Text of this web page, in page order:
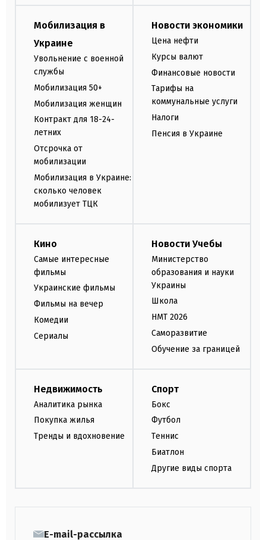
Мобилизация в
Украине
Увольнение с военной
службы
Мобилизация 50+
Мобилизация женщин
Контракт для 18-24-
летних
Отсрочка от
мобилизации
Мобилизация в Украине:
сколько человек
мобилизует ТЦК
Новости экономики
Цена нефти
Курсы валют
Финансовые новости
Тарифы на
коммунальные услуги
Налоги
Пенсия в Украине
Кино
Самые интересные
фильмы
Украинские фильмы
Фильмы на вечер
Комедии
Сериалы
Новости Учебы
Министерство
образования и науки
Украины
Школа
НМТ 2026
Саморазвитие
Обучение за границей
Недвижимость
Аналитика рынка
Покупка жилья
Тренды и вдохновение
Спорт
Бокс
Футбол
Теннис
Биатлон
Другие виды спорта
E-mail-рассылка